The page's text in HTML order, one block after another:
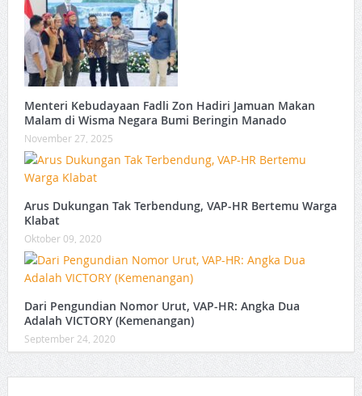
Menteri Kebudayaan Fadli Zon Hadiri Jamuan Makan
Malam di Wisma Negara Bumi Beringin Manado
November 27, 2025
Arus Dukungan Tak Terbendung, VAP-HR Bertemu Warga
Klabat
Oktober 09, 2020
Dari Pengundian Nomor Urut, VAP-HR: Angka Dua
Adalah VICTORY (Kemenangan)
September 24, 2020